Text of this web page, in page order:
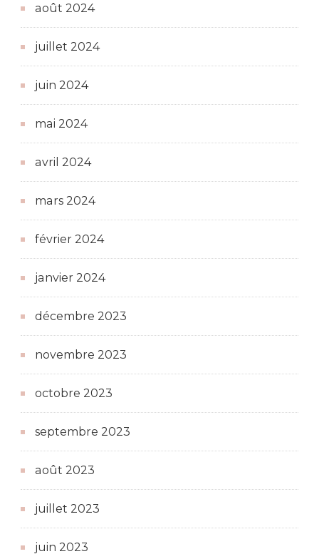
août 2024
juillet 2024
juin 2024
mai 2024
avril 2024
mars 2024
février 2024
janvier 2024
décembre 2023
novembre 2023
octobre 2023
septembre 2023
août 2023
juillet 2023
juin 2023